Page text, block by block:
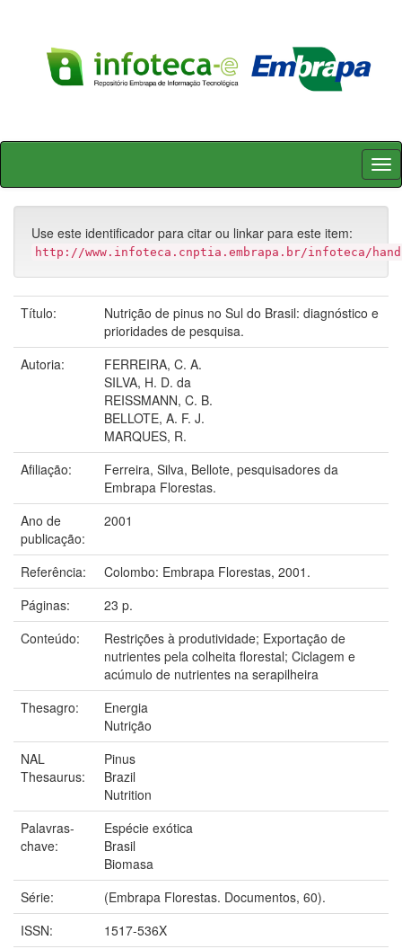
Skip
Use este identificador para citar ou linkar para este item:
http://www.infoteca.cnptia.embrapa.br/infoteca/
Título:
Nutrição de pinus no Sul do Brasil: diagnóstico e
prioridades de pesquisa.
Autoria:
FERREIRA, C. A.
SILVA, H. D. da
REISSMANN, C. B.
BELLOTE, A. F. J.
MARQUES, R.
Afiliação:
Ferreira, Silva, Bellote, pesquisadores da
Embrapa Florestas.
Ano de
publicação:
2001
Referência:
Colombo: Embrapa Florestas, 2001.
Páginas:
23 p.
Conteúdo:
Restrições à produtividade; Exportação de
nutrientes pela colheita florestal; Ciclagem e
acúmulo de nutrientes na serapilheira
Thesagro:
Energia
Nutrição
NAL
Thesaurus:
Pinus
Brazil
Nutrition
Palavras-
chave:
Espécie exótica
Brasil
Biomasa
Série:
(Embrapa Florestas. Documentos, 60).
ISSN:
1517-536X